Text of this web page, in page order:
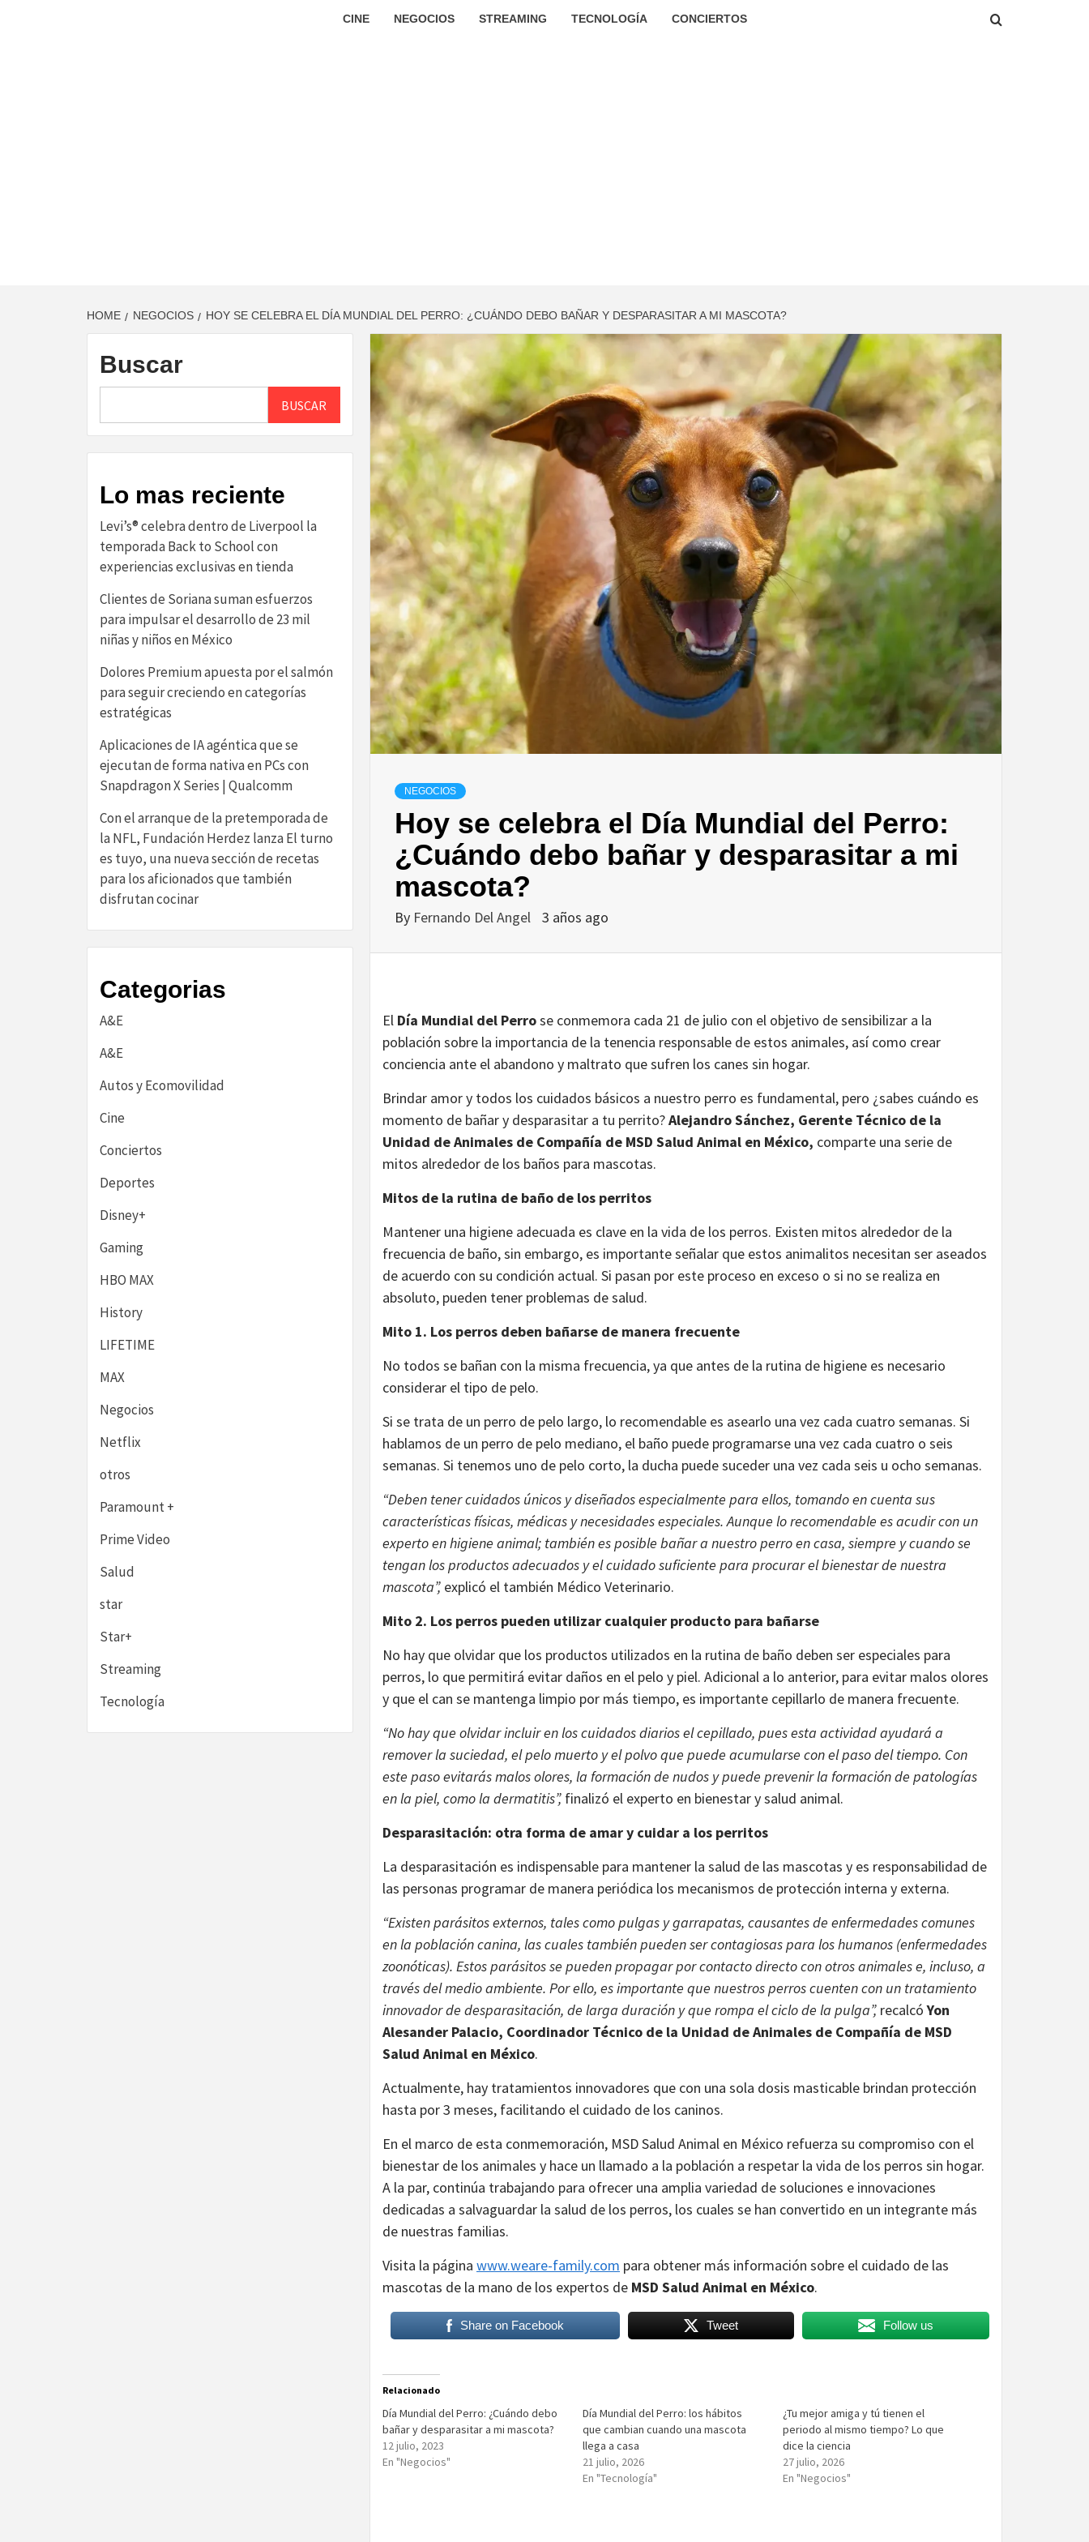
CINE NEGOCIOS STREAMING TECNOLOGÍA CONCIERTOS
HOME NEGOCIOS HOY SE CELEBRA EL DÍA MUNDIAL DEL PERRO: ¿CUÁNDO DEBO BAÑAR Y DESPARASITAR A MI MASCOTA?
NEGOCIOS
Hoy se celebra el Día Mundial del Perro:
¿Cuándo debo bañar y desparasitar a mi
mascota?
By Fernando Del Angel 3 años ago
El Día Mundial del Perrose conmemora cada 21 de julio con el objetivo de sensibilizar a la
población sobre la importancia de la tenencia responsable de estos animales, así como crear
conciencia ante el abandono y maltrato que sufren los canes sin hogar.
Brindar amor y todos los cuidados básicos a nuestro perro es fundamental, pero ¿sabes cuándo es
momento de bañar y desparasitar a tu perrito?Alejandro Sánchez, Gerente Técnico de la
Unidad de Animales de Compañía de MSD Salud Animal en México, comparte una serie de
mitos alrededor de los baños para mascotas.
Mitos de la rutina de baño de los perritos
Mantener una higiene adecuada es clave en la vida de los perros. Existen mitos alrededor de la
frecuencia de baño, sin embargo, es importante señalar que estos animalitos necesitan ser aseados
de acuerdo con su condición actual. Si pasan por este proceso en exceso o si no se realiza en
absoluto, pueden tener problemas de salud.
Mito 1. Los perros deben bañarse de manera frecuente
No todos se bañan con la misma frecuencia, ya que antes de la rutina de higiene es necesario
considerar el tipo de pelo.
Si se trata de un perro de pelo largo, lo recomendable es asearlo una vez cada cuatro semanas. Si
hablamos de un perro de pelo mediano, el baño puede programarse una vez cada cuatro o seis
semanas. Si tenemos uno de pelo corto, la ducha puede suceder una vez cada seis u ocho semanas.
“Deben tener cuidados únicos y diseñados especialmente para ellos, tomando en cuenta sus
características físicas, médicas y necesidades especiales. Aunque lo recomendable es acudir con un
experto en higiene animal; también es posible bañar a nuestro perro en casa, siempre y cuando se
tengan los productos adecuados y el cuidado suficiente para procurar el bienestar de nuestra
mascota”, explicó el también Médico Veterinario.
Mito 2. Los perros pueden utilizar cualquier producto para bañarse
No hay que olvidar que los productos utilizados en la rutina de baño deben ser especiales para
perros, lo que permitirá evitar daños en el pelo y piel. Adicional a lo anterior, para evitar malos olores
y que el can se mantenga limpio por más tiempo, es importante cepillarlo de manera frecuente.
“No hay que olvidar incluir en los cuidados diarios el cepillado, pues esta actividad ayudará a
remover la suciedad, el pelo muerto y el polvo que puede acumularse con el paso del tiempo. Con
este paso evitarás malos olores, la formación de nudos y puede prevenir la formación de patologías
en la piel, como la dermatitis”, finalizó el experto en bienestar y salud animal.
Desparasitación: otra forma de amar y cuidar a los perritos
La desparasitación es indispensable para mantener la salud de las mascotas y es responsabilidad de
las personas programar de manera periódica los mecanismos de protección interna y externa.
“Existen parásitos externos, tales como pulgas y garrapatas, causantes de enfermedades comunes
en la población canina, las cuales también pueden ser contagiosas para los humanos (enfermedades
zoonóticas). Estos parásitos se pueden propagar por contacto directo con otros animales e, incluso, a
través del medio ambiente. Por ello, es importante que nuestros perros cuenten con un tratamiento
innovador de desparasitación, de larga duración y que rompa el ciclo de la pulga”, recalcóYon
Alesander Palacio, Coordinador Técnico de la Unidad de Animales de Compañía de MSD
Salud Animal en México.
Actualmente, hay tratamientos innovadores que con una sola dosis masticable brindan protección
hasta por 3 meses, facilitando el cuidado de los caninos.
En el marco de esta conmemoración, MSD Salud Animal en México refuerza su compromiso con el
bienestar de los animales y hace un llamado a la población a respetar la vida de los perros sin hogar.
A la par, continúa trabajando para ofrecer una amplia variedad de soluciones e innovaciones
dedicadas a salvaguardar la salud de los perros, los cuales se han convertido en un integrante más
de nuestras familias.
Visita la página www.weare-family.com para obtener más información sobre el cuidado de las
mascotas de la mano de los expertos de MSD Salud Animal en México.
Share on Facebook Tweet Follow us
Relacionado
Día Mundial del Perro: ¿Cuándo debo
bañar y desparasitar a mi mascota?
12 julio, 2023
En "Negocios"
Día Mundial del Perro: los hábitos
que cambian cuando una mascota
llega a casa
21 julio, 2026
En "Tecnología"
¿Tu mejor amiga y tú tienen el
periodo al mismo tiempo? Lo que
dice la ciencia
27 julio, 2026
En "Negocios"
Buscar
BUSCAR
Lo mas reciente
Levi’s® celebra dentro de Liverpool la
temporada Back to School con
experiencias exclusivas en tienda
Clientes de Soriana suman esfuerzos
para impulsar el desarrollo de 23 mil
niñas y niños en México
Dolores Premium apuesta por el salmón
para seguir creciendo en categorías
estratégicas
Aplicaciones de IA agéntica que se
ejecutan de forma nativa en PCs con
Snapdragon X Series | Qualcomm
Con el arranque de la pretemporada de
la NFL, Fundación Herdez lanza El turno
es tuyo, una nueva sección de recetas
para los aficionados que también
disfrutan cocinar
Categorias
A&E
A&E
Autos y Ecomovilidad
Cine
Conciertos
Deportes
Disney+
Gaming
HBO MAX
History
LIFETIME
MAX
Negocios
Netflix
otros
Paramount +
Prime Video
Salud
star
Star+
Streaming
Tecnología